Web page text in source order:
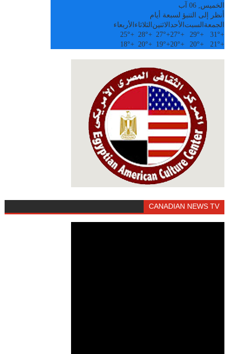
الخميس, 06 آب
أنظر إلى التنبؤ لسبعة أيام
الجمعة السبت الأحدالاثنين الثلاثاء الأربعاء
+
31°
+
29°
+
27°
+
27°
+
28°
+
25°
+
21°
+
20°
+
20°
+
19°
+
20°
+
18°
CANADIAN NEWS TV